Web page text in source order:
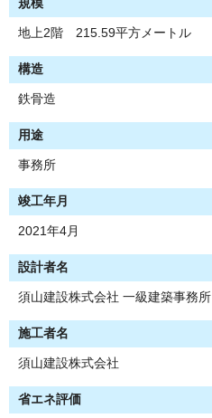
規模
地上2階 215.59平方メートル
構造
鉄骨造
用途
事務所
竣工年月
2021年4月
設計者名
須山建設株式会社 一級建築事務所
施工者名
須山建設株式会社
省エネ評価